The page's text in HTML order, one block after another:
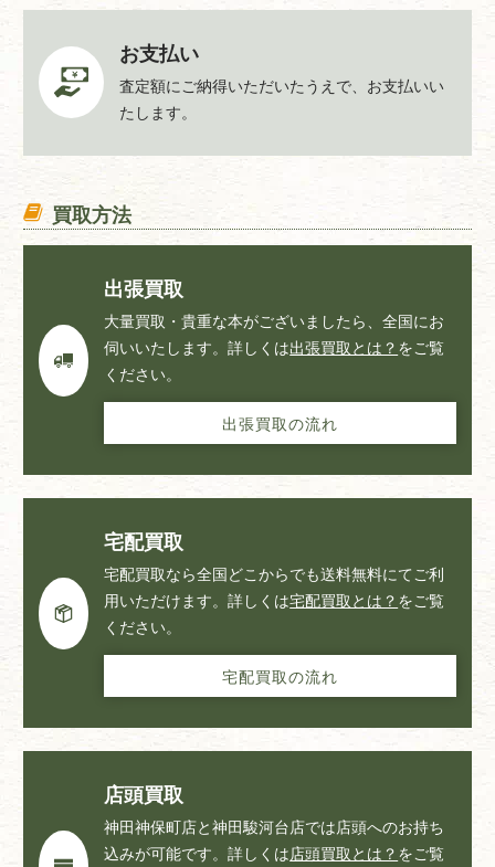
お支払い
査定額にご納得いただいたうえで、お支払いい
たします。
買取方法
出張買取
大量買取・貴重な本がございましたら、全国にお
伺いいたします。詳しくは出張買取とは？ をご覧
ください。
出張買取の流れ
宅配買取
宅配買取なら全国どこからでも送料無料にてご利
用いただけます。詳しくは宅配買取とは？ をご覧
ください。
宅配買取の流れ
店頭買取
神田神保町店と神田駿河台店では店頭へのお持ち
込みが可能です。詳しくは店頭買取とは？ をご覧